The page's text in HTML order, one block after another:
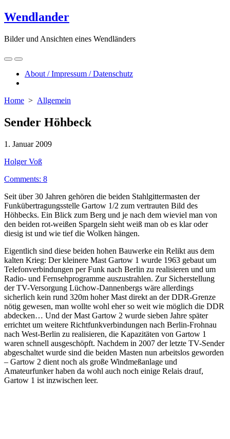
Skip
to
Wendlander
Bilder und Ansichten eines Wendländers
Search
Toggle
Menu
About / Impressum / Datenschutz
Home > Allgemein
Sender Höhbeck
Published
1. Januar 2009
Author
Holger Voß
Comments: 8
Seit über 30 Jahren gehören die beiden Stahlgittermasten der
Funkübertragungsstelle Gartow 1/2 zum vertrauten Bild des
Höhbecks. Ein Blick zum Berg und je nach dem wieviel man von
den beiden rot-weißen Spargeln sieht weiß man ob es klar oder
diesig ist und wie tief die Wolken hängen.
Eigentlich sind diese beiden hohen Bauwerke ein Relikt aus dem
kalten Krieg: Der kleinere Mast Gartow 1 wurde 1963 gebaut um
Telefonverbindungen per Funk nach Berlin zu realisieren und um
Radio- und Fernsehprogramme auszustrahlen. Zur Sicherstellung
der TV-Versorgung Lüchow-Dannenbergs wäre allerdings
sicherlich kein rund 320m hoher Mast direkt an der DDR-Grenze
nötig gewesen, man wollte wohl eher so weit wie möglich die DDR
abdecken… Und der Mast Gartow 2 wurde sieben Jahre später
errichtet um weitere Richtfunkverbindungen nach Berlin-Frohnau
nach West-Berlin zu realisieren, die Kapazitäten von Gartow 1
waren schnell ausgeschöpft. Nachdem in 2007 der letzte TV-Sender
abgeschaltet wurde sind die beiden Masten nun arbeitslos geworden
– Gartow 2 dient noch als große Windmeßanlage und
Amateurfunker haben da wohl auch noch einige Relais drauf,
Gartow 1 ist inzwischen leer.